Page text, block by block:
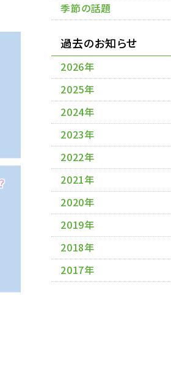
季節の話題
過去のお知らせ
2026年
2025年
2024年
2023年
2022年
2021年
2020年
2019年
2018年
2017年